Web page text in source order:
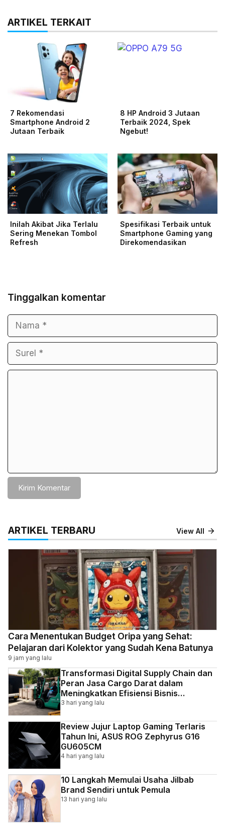
ARTIKEL TERKAIT
7 Rekomendasi
Smartphone Android 2
Jutaan Terbaik
8 HP Android 3 Jutaan
Terbaik 2024, Spek
Ngebut!
Inilah Akibat Jika Terlalu
Sering Menekan Tombol
Refresh
Spesifikasi Terbaik untuk
Smartphone Gaming yang
Direkomendasikan
Tinggalkan komentar
Nama
Surel
Komentar
ARTIKEL TERBARU View All
Cara Menentukan Budget Oripa yang Sehat:
Pelajaran dari Kolektor yang Sudah Kena Batunya
9 jam yang lalu
Transformasi Digital Supply Chain dan
Peran Jasa Cargo Darat dalam
Meningkatkan Efisiensi Bisnis
Indonesia
3 hari yang lalu
Review Jujur Laptop Gaming Terlaris
Tahun Ini, ASUS ROG Zephyrus G16
GU605CM
4 hari yang lalu
10 Langkah Memulai Usaha Jilbab
Brand Sendiri untuk Pemula
13 hari yang lalu